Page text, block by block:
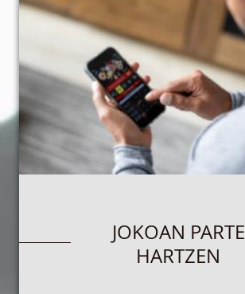
JOKOAN PARTE
HARTZEN